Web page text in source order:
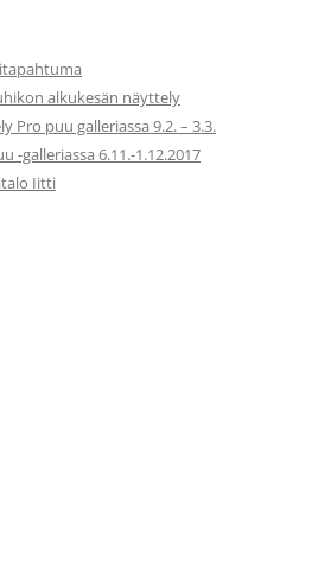
alkukesän näyttely
Pro puu galleriassa 9.2. – 3.3.
-galleriassa 6.11.-1.12.2017
Iitti